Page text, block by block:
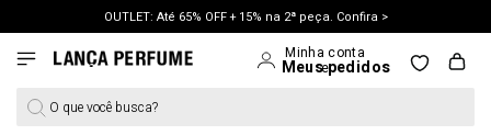
OUTLET: Até 65% OFF + 15% na 2ª peça. Confira >
LANÇAMENTO PRIMAVERA 27. Clique e aproveite.
O que você busca?